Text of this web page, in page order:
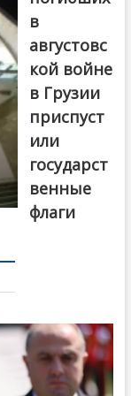
в
августовс
кой войне
в Грузии
приспуст
или
государст
венные
флаги